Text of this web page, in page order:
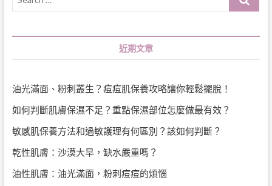
近期文章
油光滿面、粉刺叢生？痘痘肌保養攻略讓你輕鬆擺脫！
如何判斷肌膚保濕不足？重點保濕部位怎麼做最有效？
敏感肌保養方法和過敏護理有何區別？該如何判斷？
乾性肌膚：沙漠大旱，缺水嚴重嗎？
油性肌膚：油光滿面，粉刺痘痘的煩惱